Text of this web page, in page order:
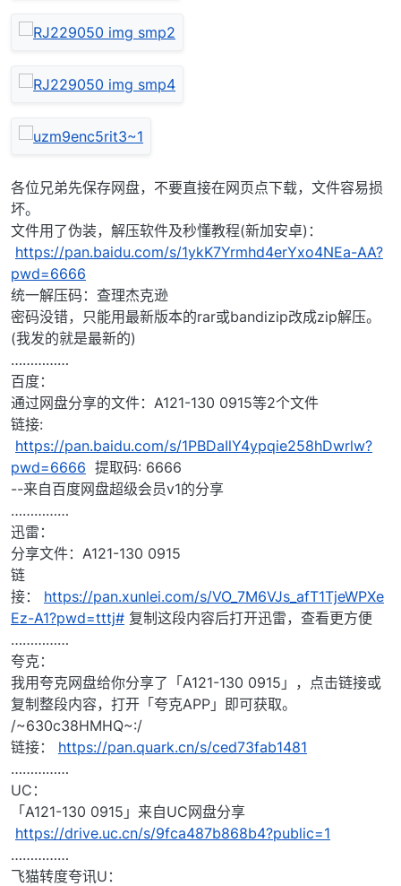
各位兄弟先保存网盘，不要直接在网页点下载，文件容易损
坏。
文件用了伪装，解压软件及秒懂教程(新加安卓)：
https://pan.baidu.com/s/1ykK7Yrmhd4erYxo4NEa-AA?
pwd=6666
统一解压码：查理杰克逊
密码没错，只能用最新版本的rar或bandizip改成zip解压。
(我发的就是最新的)
……………
百度：
通过网盘分享的文件：A121-130 0915等2个文件
链接:
https://pan.baidu.com/s/1PBDaIlY4ypqie258hDwrlw?
pwd=6666 提取码: 6666
--来自百度网盘超级会员v1的分享
……………
迅雷：
分享文件：A121-130 0915
链
接： https://pan.xunlei.com/s/VO_7M6VJs_afT1TjeWPXe
Ez-A1?pwd=tttj# 复制这段内容后打开迅雷，查看更方便
……………
夸克：
我用夸克网盘给你分享了「A121-130 0915」，点击链接或
复制整段内容，打开「夸克APP」即可获取。
/~630c38HMHQ~:/
链接： https://pan.quark.cn/s/ced73fab1481
……………
UC：
「A121-130 0915」来自UC网盘分享
https://drive.uc.cn/s/9fca487b868b4?public=1
……………
飞猫转度夸讯U：